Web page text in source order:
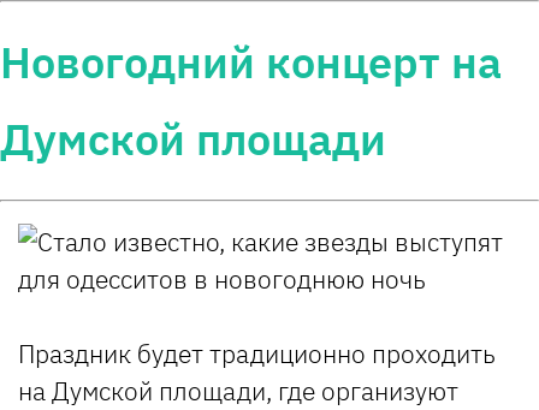
Новогодний концерт на
Думской площади
Праздник будет традиционно проходить
на Думской площади, где организуют